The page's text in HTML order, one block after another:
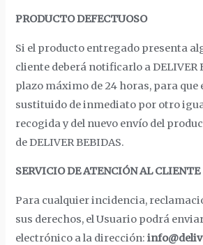
PRODUCTO DEFECTUOSO
Si el producto entregado presenta
cliente deberá notificarlo a DELIVER
plazo máximo de 24 horas, para que
sustituido de inmediato por otro
recogida y del nuevo envío del
de DELIVER BEBIDAS.
SERVICIO DE ATENCIÓN AL CLIENTE
Para cualquier incidencia,
sus derechos, el Usuario podrá
electrónico a la dirección: